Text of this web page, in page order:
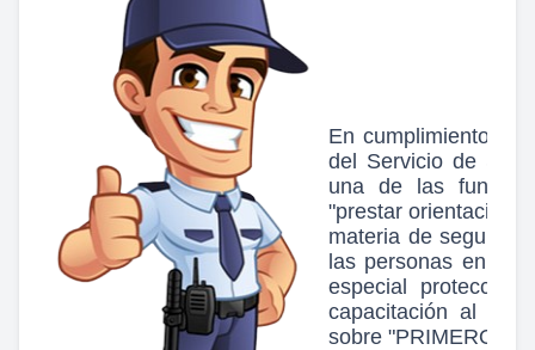
En cumplimiento al
del Servicio de
una de las
"prestar orientación
materia de
las personas en
especial
capacitación al
sobre "PRIMEROS